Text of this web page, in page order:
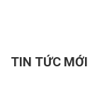
TIN TỨC MỚI